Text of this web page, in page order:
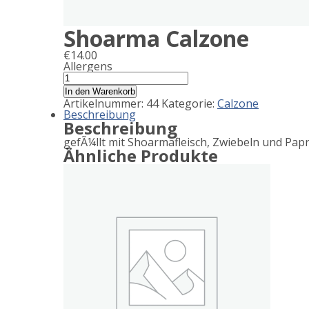
Shoarma Calzone
€14.00
Allergens
Product
allergen
information
Shoarma
Calzone
Menge
In den Warenkorb
Artikelnummer: 44 Kategorie: Calzone
Beschreibung
Beschreibung
gefÃ¼llt mit Shoarmafleisch, Zwiebeln und
Ähnliche Produkte